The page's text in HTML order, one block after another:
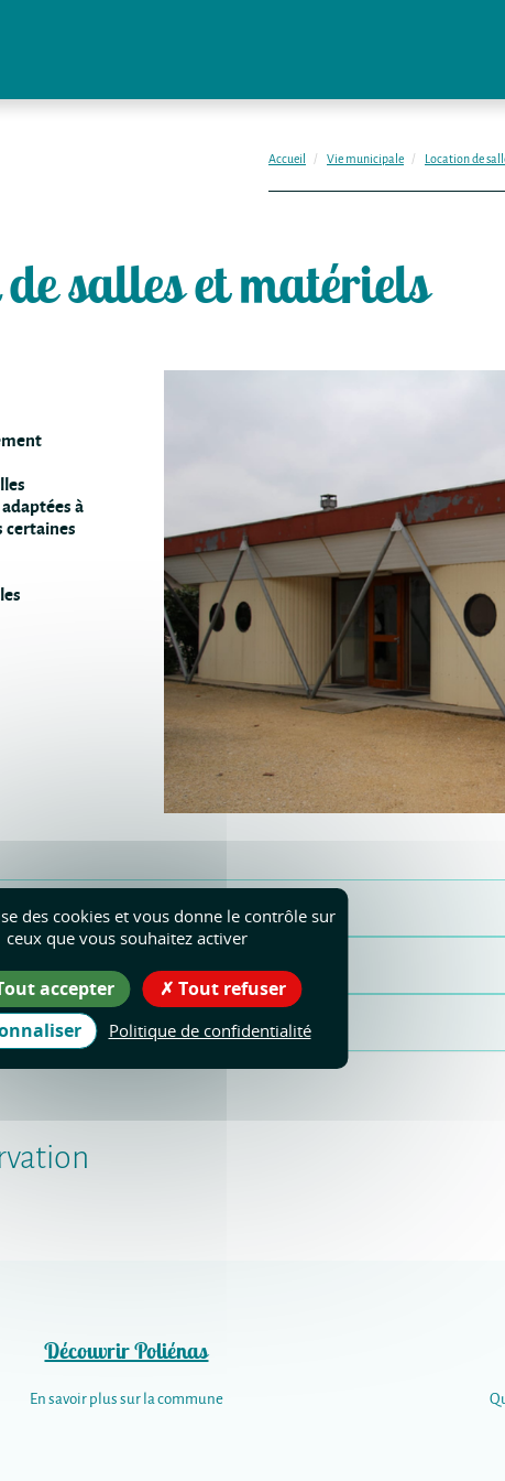
Accueil Vie municipale Location de
salles et matériels
à
certaines
Découvrir Poliénas
En savoir plus sur la commune
des cookies et vous donne le contrôle sur
ceux que vous souhaitez activer
accepter
Tout refuser
Politique de confidentialité